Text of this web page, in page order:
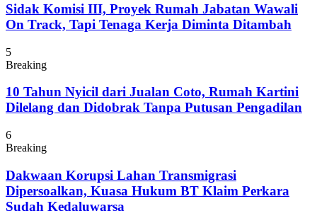
Sidak Komisi III, Proyek Rumah Jabatan Wawali
On Track, Tapi Tenaga Kerja Diminta Ditambah
5
Breaking
10 Tahun Nyicil dari Jualan Coto, Rumah Kartini
Dilelang dan Didobrak Tanpa Putusan Pengadilan
6
Breaking
Dakwaan Korupsi Lahan Transmigrasi
Dipersoalkan, Kuasa Hukum BT Klaim Perkara
Sudah Kedaluwarsa